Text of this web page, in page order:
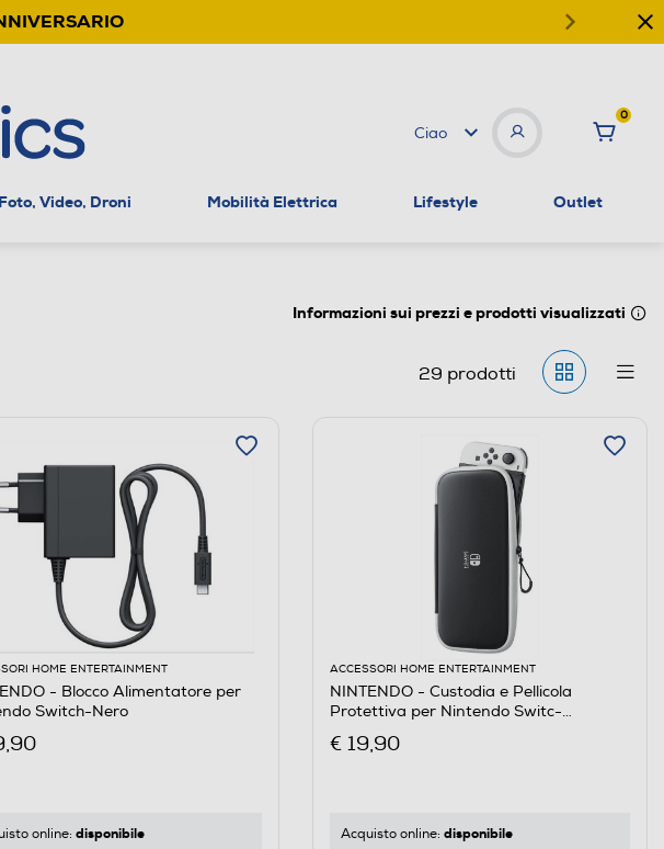
Ciao
0
Foto, Video, Droni Mobilità Elettrica Lifestyle Outlet
Informazioni sui prezzi e prodotti visualizzati
29 prodotti
HOME ENTERTAINMENT
- Blocco Alimentatore per
Switch-Nero
online: disponibile
ACCESSORI HOME ENTERTAINMENT
NINTENDO - Custodia e Pellicola
Protettiva per Nintendo Switc-
€ 19,90
Acquisto online: disponibile